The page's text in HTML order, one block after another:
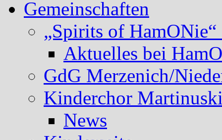
Gemeinschaften
„Spirits of HamONie“
Aktuelles bei
GdG Merzenich/
Kinderchor
News